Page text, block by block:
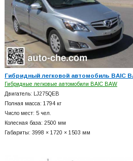
Гибридный легковой автомобиль BAIC
Гибридные легковые автомобили BAIC BAW
Двигатель: LJ275QEB
Полная масса: 1794 кг
Число мест: 5 чел.
Колесная база: 2500 мм
Габариты: 3998 × 1720 × 1503 мм